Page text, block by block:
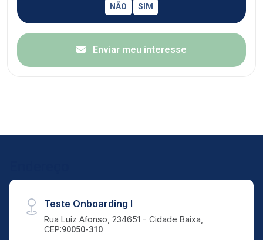
Enviar meu interesse
Teste Onboarding I
Rua Luiz Afonso, 234651 - Cidade Baixa,
CEP:90050-310